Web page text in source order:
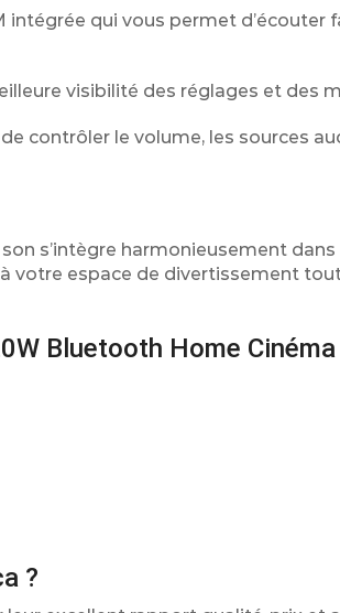
intégrée qui vous permet
visibilité des réglages et des
contrôler le volume, les sources
s’intègre harmonieusement dans
votre espace de divertissement
Bluetooth Home
?